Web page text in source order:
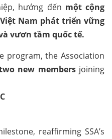
hướng đến một cộng
Nam phát triển vững
vươn tầm quốc tế.
program, the Association
new membersjoining
reaffirming SSA’s